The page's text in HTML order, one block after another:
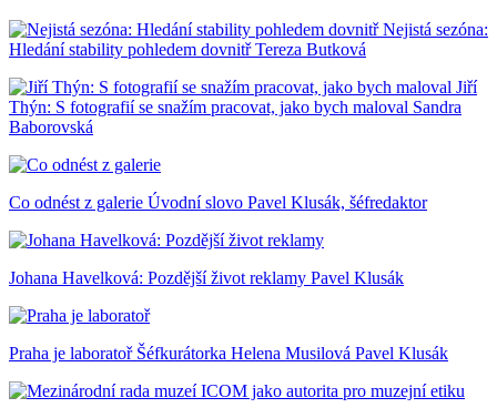
Nejistá sezóna:
Hledání stability pohledem dovnitřTereza Butková
Jiří
Thýn: S fotografií se snažím pracovat, jako bych maloval Sandra
Baborovská
Co odnést z galerie Úvodní slovo Pavel Klusák, šéfredaktor
Johana Havelková: Pozdější život reklamy Pavel Klusák
Praha je laboratoř Šéfkurátorka Helena Musilová Pavel Klusák